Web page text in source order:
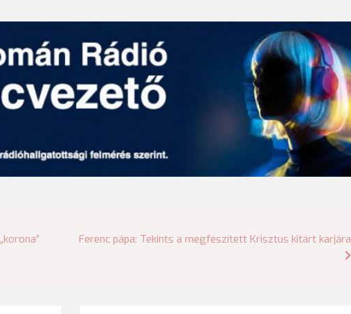
Ferenc pápa: Tekints a megfeszített Krisztus kitárt karjára